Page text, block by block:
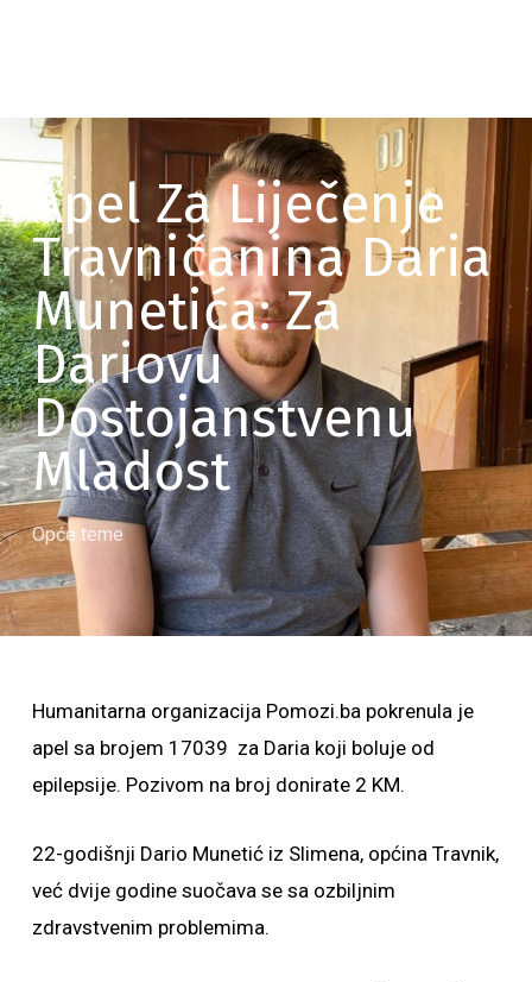
Apel Za Liječenje
Travničanina Daria
Munetića: Za
Dariovu
Dostojanstvenu
Mladost
Opće teme
Humanitarna organizacija Pomozi.ba pokrenula je
apel sa brojem 17039 za Daria koji boluje od
epilepsije. Pozivom na broj donirate 2 KM.
22-godišnji Dario Munetić iz Slimena, općina Travnik,
već dvije godine suočava se sa ozbiljnim
zdravstvenim problemima.